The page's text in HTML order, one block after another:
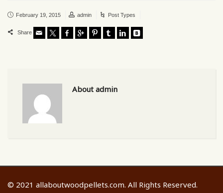
February 19, 2015 admin Post Types
Share
About admin
© 2021 allaboutwoodpellets.com. All Rights Reserved.